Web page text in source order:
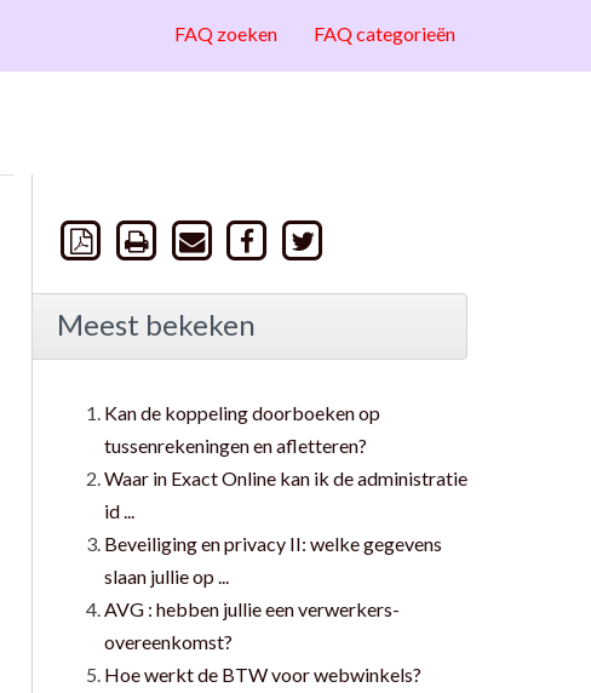
FAQ zoeken FAQ categorieën
Meest bekeken
Kan de koppeling doorboeken op
tussenrekeningen en afletteren?
Waar in Exact Online kan ik de administratie
id ...
Beveiliging en privacy II: welke gegevens
slaan jullie op ...
AVG : hebben jullie een verwerkers-
overeenkomst?
Hoe werkt de BTW voor webwinkels?